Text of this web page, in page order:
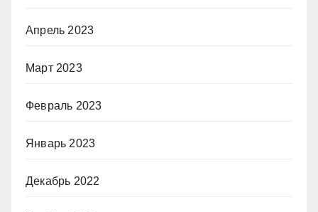
Апрель 2023
Март 2023
Февраль 2023
Январь 2023
Декабрь 2022